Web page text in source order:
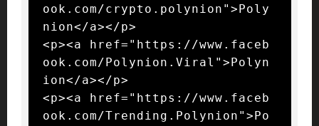
ook.com/crypto.polynion">Poly
nion</a></p>
<p><a href="https://www.faceb
ook.com/Polynion.Viral">Polyn
ion</a></p>
<p><a href="https://www.faceb
ook.com/Trending.Polynion">Po